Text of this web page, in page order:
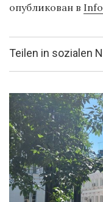
опубликован в
Teilen in sozialen